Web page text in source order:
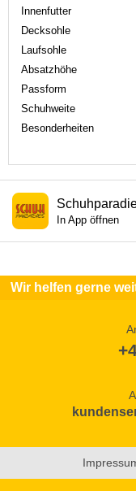
Innenfutter
Decksohle
Laufsohle
Absatzhöhe
Passform
Schuhweite
Besonderheiten
In App öffnen
Wir helfen gerne